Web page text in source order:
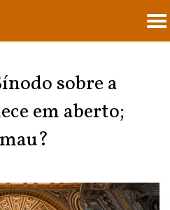
sobre a
em aberto;